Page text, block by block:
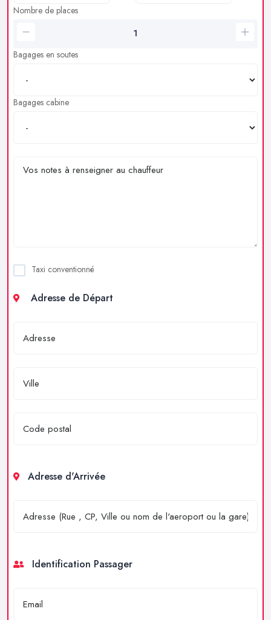
Nombre de places
Bagages en soutes
Bagages cabine
Taxi conventionné
Adresse de Départ
Adresse d'Arrivée
Identification Passager